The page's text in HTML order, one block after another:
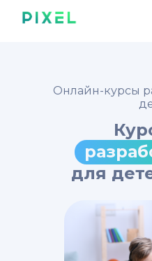
Онлайн-курсы
для